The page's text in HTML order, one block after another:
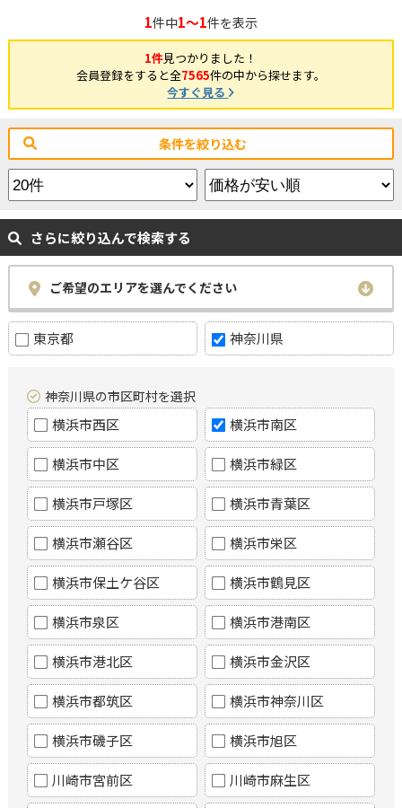
1件中1～1件を表示
1件見つかりました！
会員登録をすると全7565件の中から探せます。
今すぐ見る
条件を絞り込む
さらに絞り込んで検索する
ご希望のエリアを選んでください
東京都 神奈川県
神奈川県の市区町村を選択
横浜市西区 横浜市南区
横浜市中区 横浜市緑区
横浜市戸塚区 横浜市青葉区
横浜市瀬谷区 横浜市栄区
横浜市保土ケ谷区 横浜市鶴見区
横浜市泉区 横浜市港南区
横浜市港北区 横浜市金沢区
横浜市都筑区 横浜市神奈川区
横浜市磯子区 横浜市旭区
川崎市宮前区 川崎市麻生区